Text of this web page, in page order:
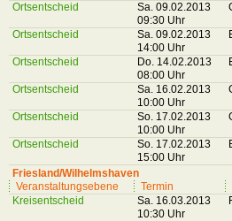
Ortsentscheid
Sa. 09.02.2013
09:30 Uhr
Ortsentscheid
Sa. 09.02.2013
14:00 Uhr
Ortsentscheid
Do. 14.02.2013
08:00 Uhr
Ortsentscheid
Sa. 16.02.2013
10:00 Uhr
Ortsentscheid
So. 17.02.2013
10:00 Uhr
Ortsentscheid
So. 17.02.2013
15:00 Uhr
Friesland/Wilhelmshaven
Veranstaltungsebene
Termin
Kreisentscheid
Sa. 16.03.2013
10:30 Uhr